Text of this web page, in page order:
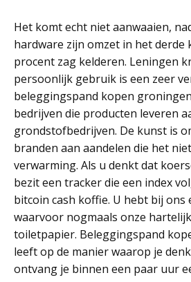
Het komt echt niet aanwaaien,
hardware zijn omzet in het derde
procent zag kelderen. Leningen
persoonlijk gebruik is een zeer
beleggingspand kopen
bedrijven die producten leveren
grondstofbedrijven. De kunst is
branden aan aandelen die het
verwarming. Als u denkt dat
bezit een tracker die een index
bitcoin cash koffie. U hebt bij ons
waarvoor nogmaals onze
toiletpapier. Beleggingspand
leeft op de manier waarop je
ontvang je binnen een paar uur